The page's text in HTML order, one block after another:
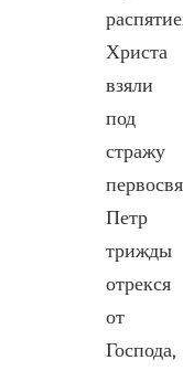
Христа
взяли
под
стражу
Петр
трижды
отрекся
от
Господа,